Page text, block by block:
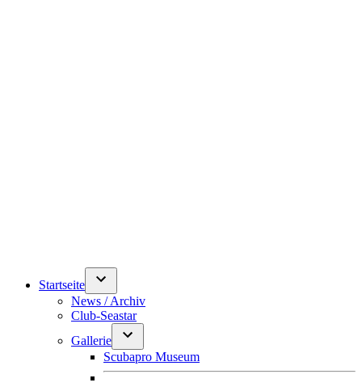
Startseite
News / Archiv
Club-Seastar
Gallerie
Scubapro Museum